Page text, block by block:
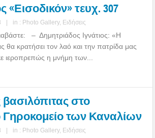
«Εισοδικόν» τευχ. 307
| in : Photo Gallery, Ειδήσεις
– Δημητριάδος Ιγνάτιος: «Η
θα κρατήσει τον λαό και την πατρίδα μας
ιεροπρεπώς η μνήμη των...
στο
Γηροκομείο των Καναλίων
| in : Photo Gallery, Ειδήσεις